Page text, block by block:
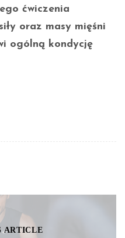
ćwiczenia
oraz masy mięśni
ogólną kondycję
ARTICLE